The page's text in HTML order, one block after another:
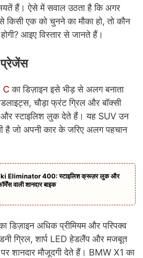
हैं। ऐसे में सवाल उठता है कि अगर
किसी एक को चुनने का मौका हो, तो कौन
आइए विस्तार से जानते हैं।
प्रेजेंस
C का डिज़ाइन इसे भीड़ से अलग बनाता
चौड़ा फ्रंट ग्रिल और बॉक्सी
और स्टाइलिश लुक देते हैं। यह SUV उन
है जो अपनी कार के जरिए अलग पहचान
Eliminator 400: स्टाइलिश क्रूज़र लुक और
वाली शानदार बाइक
डिज़ाइन अधिक प्रीमियम और परिपक्व
ग्रिल, शार्प LED हेडलैंप और मजबूत
शानदार मौजूदगी देते हैं। BMW X1 का